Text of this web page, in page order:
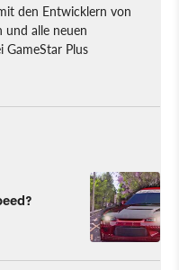
den Entwicklern von
und alle neuen
Plus